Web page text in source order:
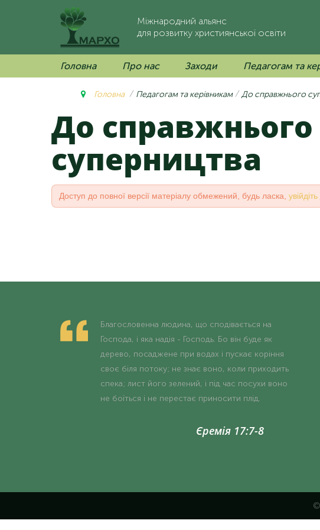
Міжнародний альянс
для розвитку християнської освіти
Головна Про нас Заходи Педагогам та
Головна Педагогам та керівникам До справжнього
До справжнього
суперництва
Доступ до повної версії матеріалу обмежений, будь ласка,
Благословенна людина, що сподівається на
Господа, і яка надія - Господь. Бо він буде як
дерево, посаджене при водах і пускає коріння
своє біля потоку; не знає воно, коли приходить
спека; лист його зелений, і під час посухи воно
не боїться і не перестає приносити плід.
Єремія 17:7-8